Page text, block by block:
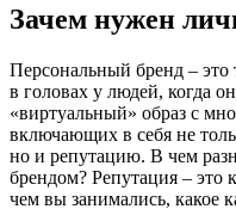
Зачем нужен
Персональный бренд – это
в головах у людей, когда
«виртуальный» образ с
включающих в себя не
но и репутацию. В чем
брендом? Репутация – это
чем вы занимались, какое